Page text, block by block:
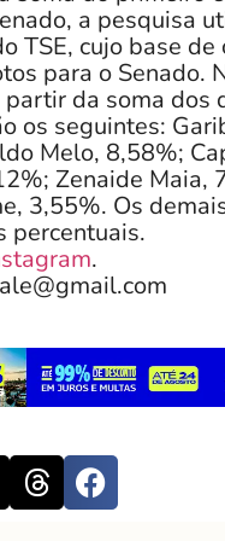
a pesquisa
TSE, cujo base de
para o Senado.
da soma dos
os seguintes:
Melo, 8,58%;
Zenaide Maia,
3,55%. Os
percentuais.
.